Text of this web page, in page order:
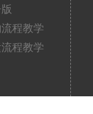
程教学
程教学